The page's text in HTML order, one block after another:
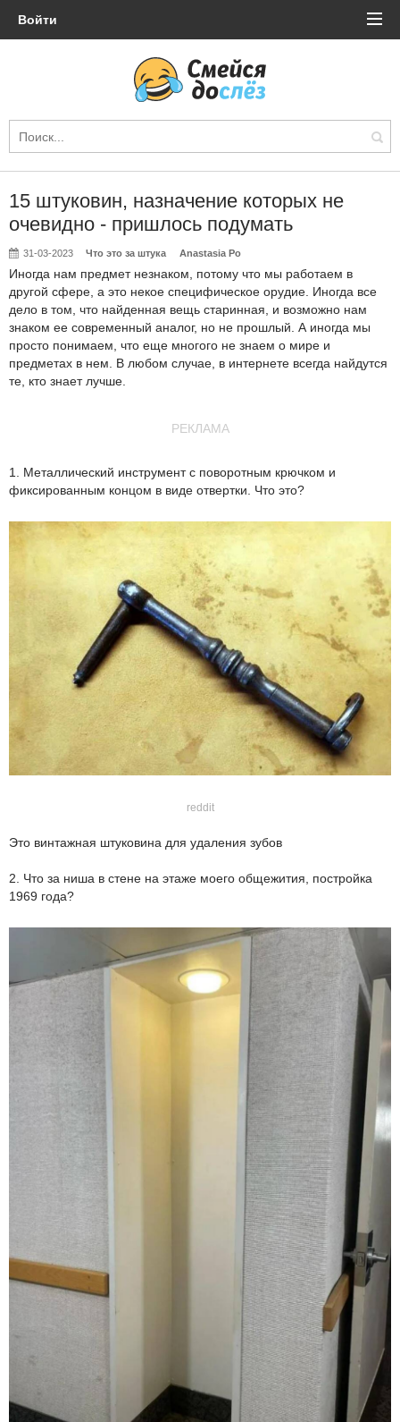
Войти
15 штуковин, назначение которых не
очевидно - пришлось подумать
31-03-2023 Что это за штука Anastasia Po
Иногда нам предмет незнаком, потому что мы работаем в
другой сфере, а это некое специфическое орудие. Иногда все
дело в том, что найденная вещь старинная, и возможно нам
знаком ее современный аналог, но не прошлый. А иногда мы
просто понимаем, что еще многого не знаем о мире и
предметах в нем. В любом случае, в интернете всегда найдутся
те, кто знает лучше.
РЕКЛАМА
1. Металлический инструмент с поворотным крючком и
фиксированным концом в виде отвертки. Что это?
reddit
Это винтажная штуковина для удаления зубов
2. Что за ниша в стене на этаже моего общежития, постройка
1969 года?